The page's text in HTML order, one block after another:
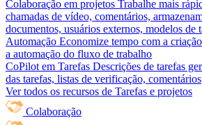
Colaboração em projetos Trabalhe mais
chamadas de vídeo, comentários,
documentos, usuários externos, modelos de
Automação Economize tempo com a
a automação do fluxo de trabalho
CoPilot em Tarefas Descrições de tarefas
das tarefas, listas de verificação, comentários
Ver todos os recursos de Tarefas e projetos
Colaboração